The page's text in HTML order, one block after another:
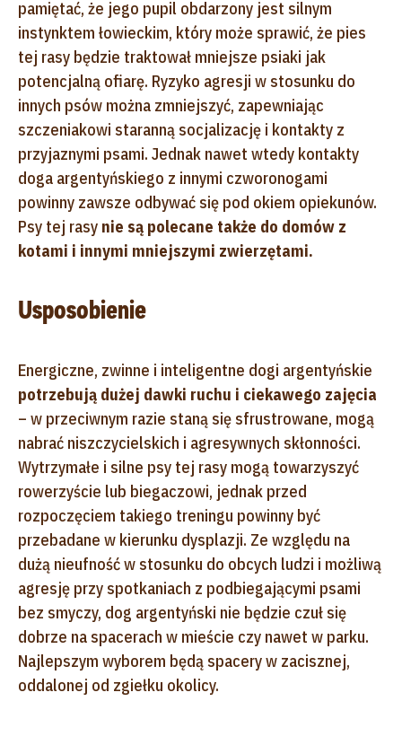
pamiętać, że jego pupil obdarzony jest silnym
instynktem łowieckim, który może sprawić, że pies
tej rasy będzie traktował mniejsze psiaki jak
potencjalną ofiarę. Ryzyko agresji w stosunku do
innych psów można zmniejszyć, zapewniając
szczeniakowi staranną socjalizację i kontakty z
przyjaznymi psami. Jednak nawet wtedy kontakty
doga argentyńskiego z innymi czworonogami
powinny zawsze odbywać się pod okiem opiekunów.
Psy tej rasy nie są polecane także do domów z
kotami i innymi mniejszymi zwierzętami.
Usposobienie
Energiczne, zwinne i inteligentne dogi argentyńskie
potrzebują dużej dawki ruchu i ciekawego zajęcia
– w przeciwnym razie staną się sfrustrowane, mogą
nabrać niszczycielskich i agresywnych skłonności.
Wytrzymałe i silne psy tej rasy mogą towarzyszyć
rowerzyście lub biegaczowi, jednak przed
rozpoczęciem takiego treningu powinny być
przebadane w kierunku dysplazji. Ze względu na
dużą nieufność w stosunku do obcych ludzi i możliwą
agresję przy spotkaniach z podbiegającymi psami
bez smyczy, dog argentyński nie będzie czuł się
dobrze na spacerach w mieście czy nawet w parku.
Najlepszym wyborem będą spacery w zacisznej,
oddalonej od zgiełku okolicy.